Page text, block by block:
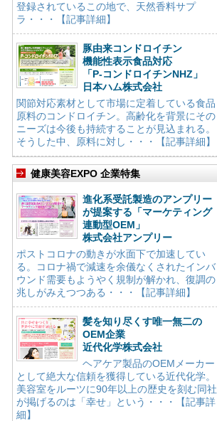
登録されているこの地で、天然香料サプ
ラ・・・【記事詳細】
豚由来コンドロイチン
機能性表示食品対応
「P-コンドロイチンNHZ」
日本ハム株式会社
関節対応素材として市場に定着している食品
原料のコンドロイチン。高齢化を背景にその
ニーズは今後も持続することが見込まれる。
そうした中、原料に対し・・・【記事詳細】
健康美容EXPO 企業特集
進化系受託製造のアンプリー
が提案する「マーケティング
連動型OEM」
株式会社アンプリー
ポストコロナの動きが水面下で加速してい
る。コロナ禍で減速を余儀なくされたインバ
ウンド需要もようやく規制が解かれ、復調の
兆しがみえつつある・・・【記事詳細】
髪を知り尽くす唯一無二の
OEM企業
近代化学株式会社
ヘアケア製品のOEMメーカー
として絶大な信頼を獲得している近代化学。
美容室をルーツに90年以上の歴史を刻む同社
が掲げるのは「幸せ」という・・・【記事詳
細】